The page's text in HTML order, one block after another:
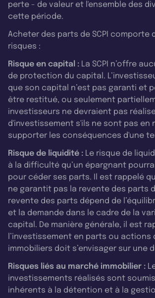
perte - de valeur et l'ensemble des
cette période.
Acheter des parts de SCPI comporte
risques :
Risque en capital : La SCPI n’offre
de protection du capital.
que son capital n’est pas garanti et
être restitué, ou seulement
investisseurs ne devraient pas
d'investissement s'ils ne sont pas en
supporter les conséquences d'une
Risque de liquidité : Le risque de
à la difficulté qu’un épargnant
pour céder ses parts. Il est rappelé
ne garantit pas la revente des parts
revente des parts dépend de
et la demande dans le cadre de la
capital. De manière générale, il est
l’investissement en parts ou actions
immobiliers doit s’envisager sur une
Risques liés au marché immobilier :
investissements réalisés sont
inhérents à la détention et à la